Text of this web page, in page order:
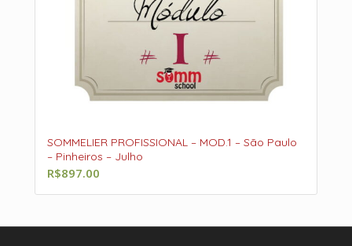
SOMMELIER PROFISSIONAL – MOD.1 – São Paulo
– Pinheiros – Julho
R$897.00